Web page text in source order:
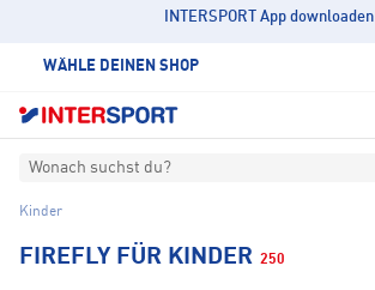
INTERSPORT App downloaden
WÄHLE DEINEN SHOP
Wonach suchst du?
Kinder
FIREFLY FÜR KINDER 250